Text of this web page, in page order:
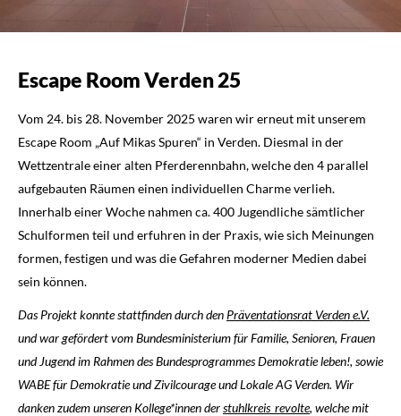
Escape Room Verden 25
Vom 24. bis 28. November 2025 waren wir erneut mit unserem
Escape Room „Auf Mikas Spuren“ in Verden. Diesmal in der
Wettzentrale einer alten Pferderennbahn, welche den 4 parallel
aufgebauten Räumen einen individuellen Charme verlieh.
Innerhalb einer Woche nahmen ca. 400 Jugendliche sämtlicher
Schulformen teil und erfuhren in der Praxis, wie sich Meinungen
formen, festigen und was die Gefahren moderner Medien dabei
sein können.
Das Projekt konnte stattfinden durch den Präventationsrat Verden e.V.
und war gefördert vom Bundesministerium für Familie, Senioren, Frauen
und Jugend im Rahmen des Bundesprogrammes Demokratie leben!, sowie
WABE für Demokratie und Zivilcourage und Lokale AG Verden. Wir
danken zudem unseren Kollege*innen derstuhlkreis_revolte, welche mit